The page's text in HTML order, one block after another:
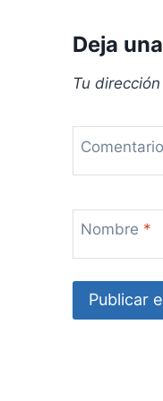
Deja
Tu
Comentario
Nombre *